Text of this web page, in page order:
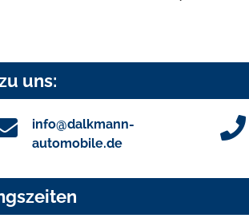
uns:
info@dalkmann-
automobile.de